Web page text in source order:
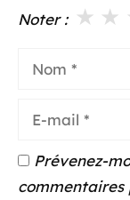
Noter : ★
★
mail
Prévenez-
commentaires